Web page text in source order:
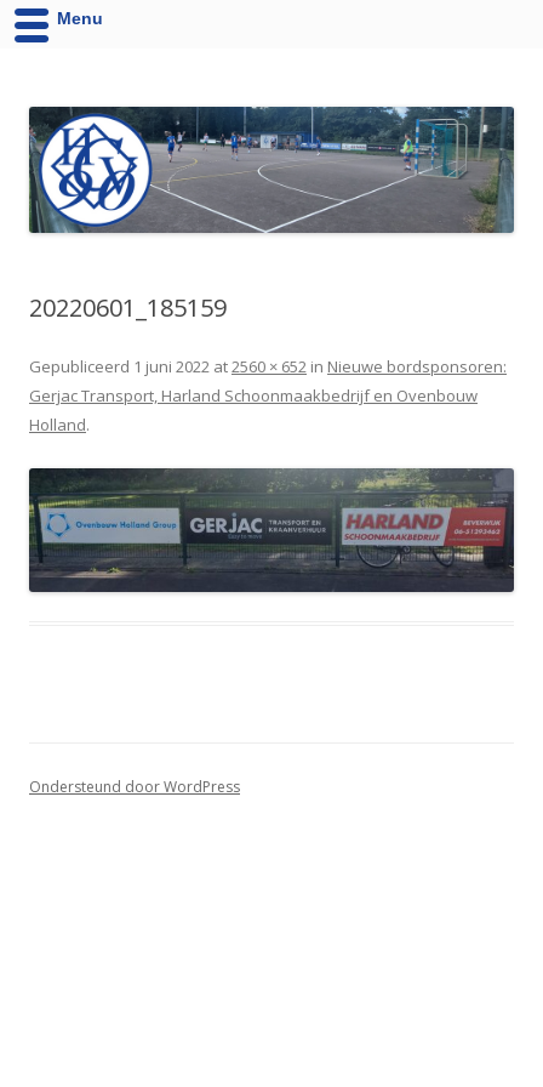
20220601_185159
Gepubliceerd 1 juni 2022 at2560 × 652 in Nieuwe bordsponsoren:
Gerjac Transport, Harland Schoonmaakbedrijf en Ovenbouw
Holland.
Ondersteund door WordPress
Menu